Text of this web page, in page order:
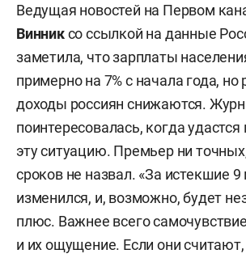
Ведущая новостей на Первом
Винниксо ссылкой на данные
заметила, что зарплаты
примерно на 7% с начала года,
доходы россиян снижаются.
поинтересовалась, когда
эту ситуацию. Премьер ни
сроков не назвал. «За истекшие
изменился, и, возможно, будет
плюс. Важнее всего
и их ощущение. Если они считают,